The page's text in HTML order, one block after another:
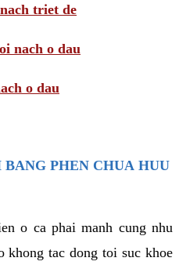
triet de
nach o dau
o dau
PHEN CHUA HUU
o ca phai manh cung nhu
khong tac dong toi suc khoe